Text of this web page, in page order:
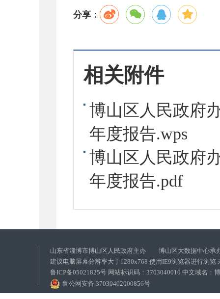
分享：
相关附件
博山区人民政府
年度报告.wps
博山区人民政府
年度报告.pdf
山东省淄博市博山区人民政府主办 博山区大数据中心承
建议电脑屏幕分辨率大于1280x768 使用IE9浏览器进行浏览
鲁ICP备05021825号 网站标识码：3703040010 中文域名：
鲁公网安备 37030402000856号